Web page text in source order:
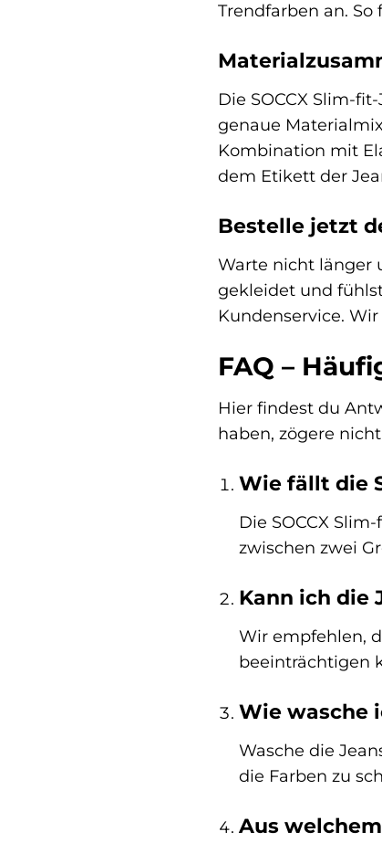
Trendfarben an.
Die SOCCX Slim-
genaue
Kombination mit
dem Etikett der
Bestelle jetzt
Warte nicht länger
gekleidet und
Kundenservice.
FAQ –
Hier findest du
haben, zögere
Wie fällt die
Die SOCCX
zwischen zwei
Kann ich die
Wir empfehlen,
beeinträchtigen
Wie wasche
Wasche die
die Farben zu
Aus